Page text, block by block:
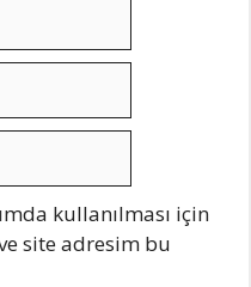
kullanılması için
site adresim bu